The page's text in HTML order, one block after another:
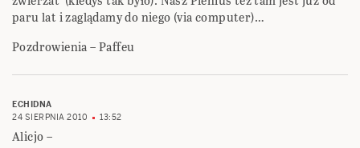
paru lat i zaglądamy do niego (via computer)…
Pozdrowienia – Paffeu
ECHIDNA
24 SIERPNIA 2010
13:52
Alicjo –